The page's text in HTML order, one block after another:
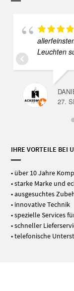
Leuchten
27.
IHRE VORTEILE BEI
• über 10 Jahre
• starke Marke und
• ausgesuchtes
• innovative Technik
• spezielle Services
• schneller
• telefonische